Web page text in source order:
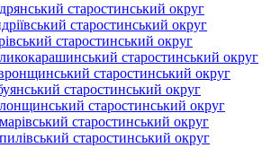
старостинський округ
старостинський округ
старостинський округ
старостинський округ
старостинський округ
старостинський округ
старостинський округ
старостинський округ
старостинський округ